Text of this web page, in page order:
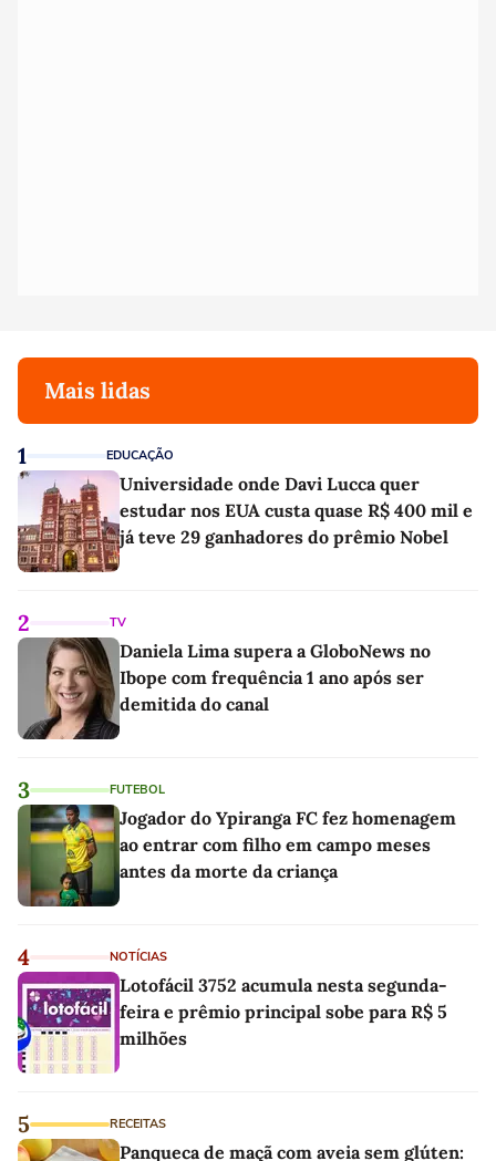
Mais lidas
1 EDUCAÇÃO
Universidade onde Davi Lucca quer
estudar nos EUA custa quase R$ 400 mil e
já teve 29 ganhadores do prêmio Nobel
2 TV
Daniela Lima supera a GloboNews no
Ibope com frequência 1 ano após ser
demitida do canal
3 FUTEBOL
Jogador do Ypiranga FC fez homenagem
ao entrar com filho em campo meses
antes da morte da criança
4 NOTÍCIAS
Lotofácil 3752 acumula nesta segunda-
feira e prêmio principal sobe para R$ 5
milhões
5 RECEITAS
Panqueca de maçã com aveia sem glúten: